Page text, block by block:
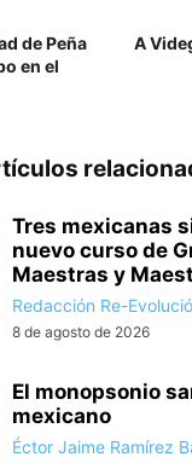
de Peña
en el
A
Tres mexicanas
nuevo curso de
Maestras y
Redacción Re-
8 de agosto de 2026
El monopsonio
mexicano
Éctor Jaime Ramírez